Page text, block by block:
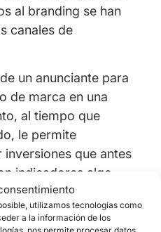
utilizamos tecnologías como
a la información de los
nos permite procesar datos
al branding se han
canales de
un anunciante para
de marca en una
al tiempo que
le permite
que antes
indicadores algo
inutilizables.
sufrido algunos